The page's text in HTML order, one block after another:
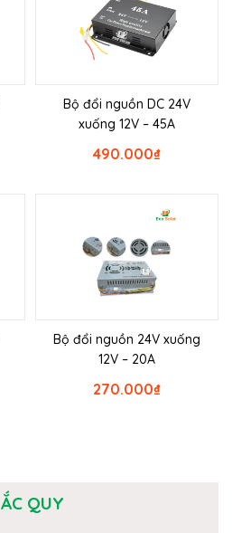
Bộ đổi nguồn DC 24V
xuống 12V – 45A
₫
490.000
Bộ đổi nguồn 24V xuống
12V – 20A
₫
270.000
ẮC QUY